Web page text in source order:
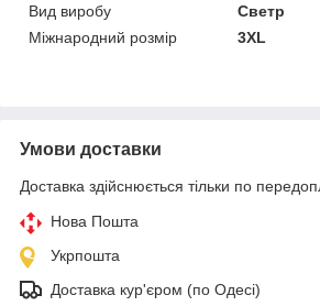
Вид виробу
Светр
Міжнародний розмір
3XL
Умови доставки
Доставка здійснюється тільки по
Нова Пошта
Укрпошта
Доставка кур'єром (по Одесі)